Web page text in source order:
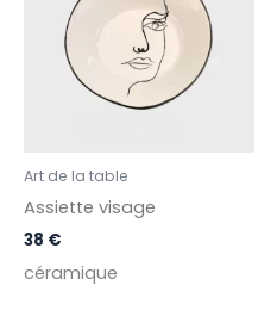
Art de la table
Assiette visage
38 €
céramique